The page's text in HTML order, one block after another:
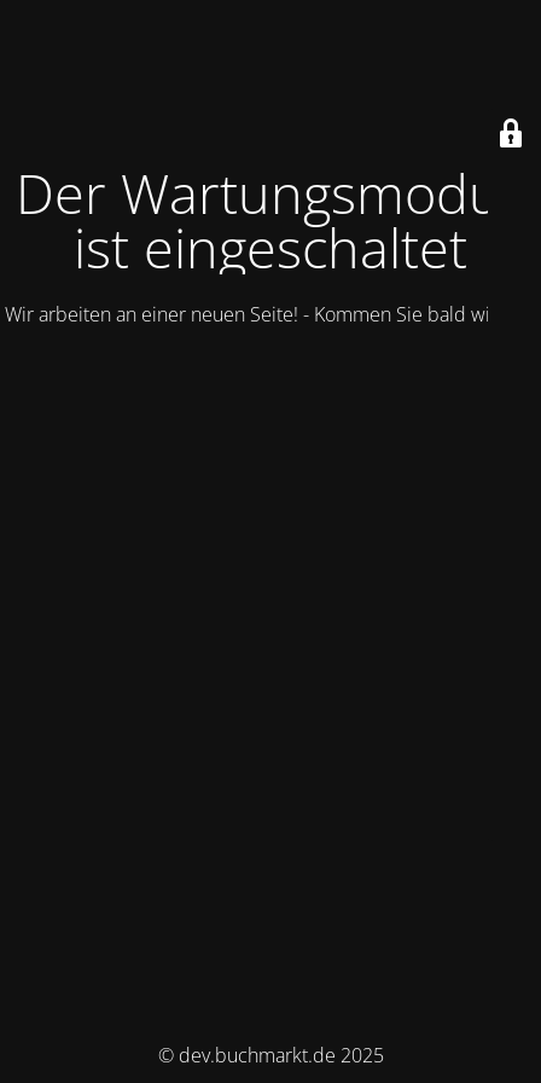
Der Wartungsmodus
ist eingeschaltet
Wir arbeiten an einer neuen Seite! - Kommen Sie bald wieder.
© dev.buchmarkt.de 2025